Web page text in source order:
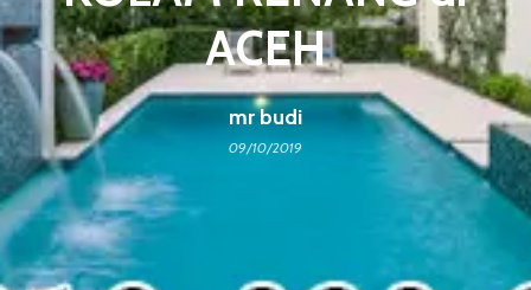
ACEH
mr budi
09/10/2019